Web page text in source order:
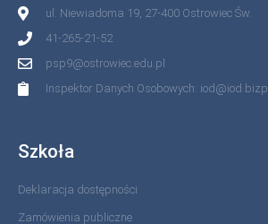
ul. Niewiadoma 19, 27-400 Ostrowiec Św.
41-265-21-52
psp9@ostrowiec.edu.pl
Inspektor Danych Osobowych:
Szkoła
Deklaracja dostępności
Zamówienia publiczne